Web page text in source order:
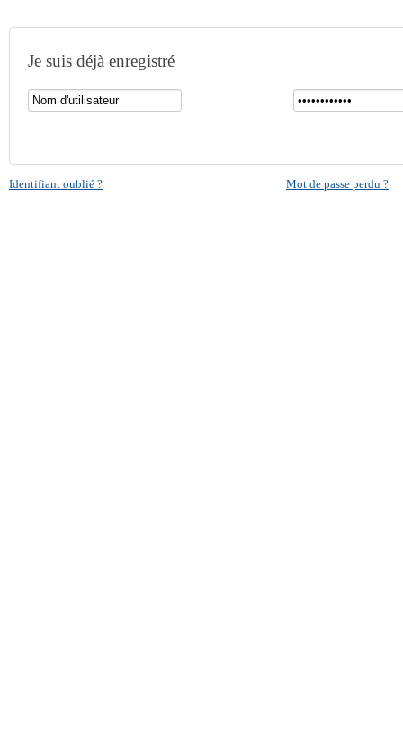
Je suis déjà enregistré
Identifiant oublié ? Mot de passe perdu ?